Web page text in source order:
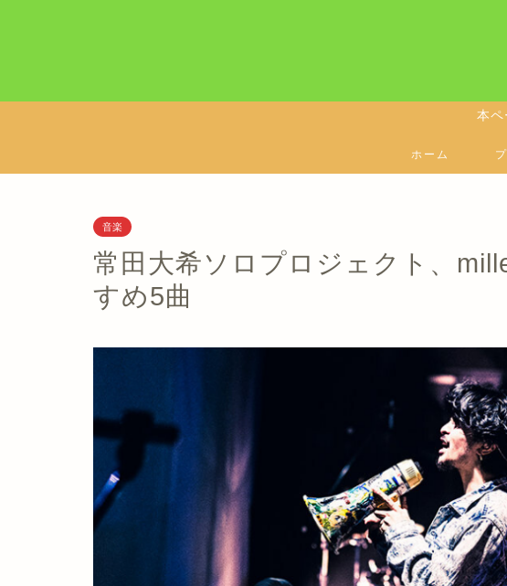
本ペ
ホーム
音楽
常田大希ソロプロジェクト、
すめ5曲